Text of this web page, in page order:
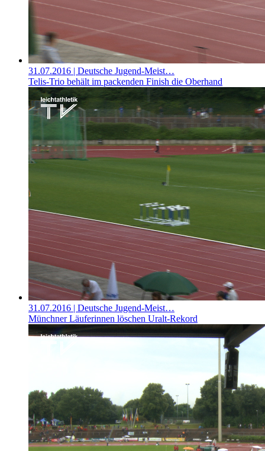
31.07.2016 | Deutsche Jugend-Meist…
Telis-Trio behält im packenden Finish die Oberhand
31.07.2016 | Deutsche Jugend-Meist…
Münchner Läuferinnen löschen Uralt-Rekord